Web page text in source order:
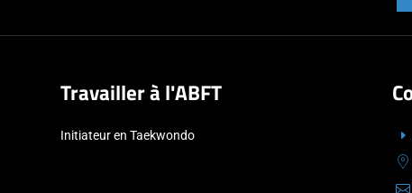
Travailler à l'ABFT
Initiateur en Taekwondo